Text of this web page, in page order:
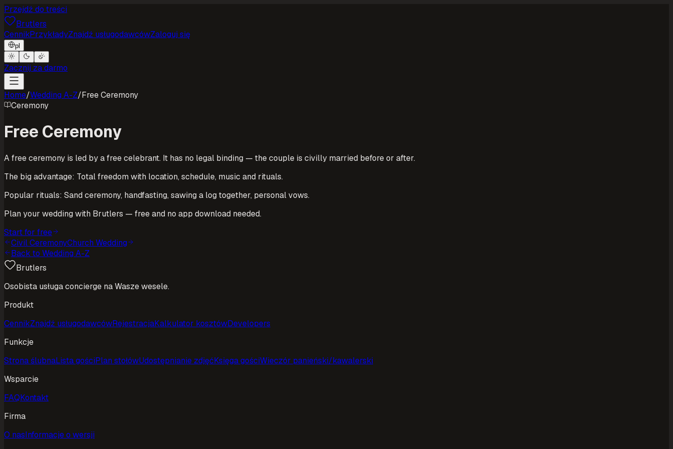
Przejdź do treści
Brutlers
CennikPrzykładyZnajdź usługodawcówZaloguj się
pl
Zacznij za darmo
Home/Wedding A-Z/Free Ceremony
Ceremony
Free Ceremony
A free ceremony is led by a free celebrant. It has no legal binding — the couple is civilly married before or after.
The big advantage: Total freedom with location, schedule, music and rituals.
Popular rituals: Sand ceremony, handfasting, sawing a log together, personal vows.
Plan your wedding with Brutlers — free and no app download needed.
Start for free
Civil CeremonyChurch Wedding
Back to Wedding A-Z
Brutlers
Osobista usługa concierge na Wasze wesele.
Produkt
CennikZnajdź usługodawcówRejestracjaKalkulator kosztówDevelopers
Funkcje
Strona ślubnaLista gościPlan stołówUdostępnianie zdjęćKsięga gościWieczór panieński/kawalerski
Wsparcie
FAQKontakt
Firma
O nasInformacje o wersji